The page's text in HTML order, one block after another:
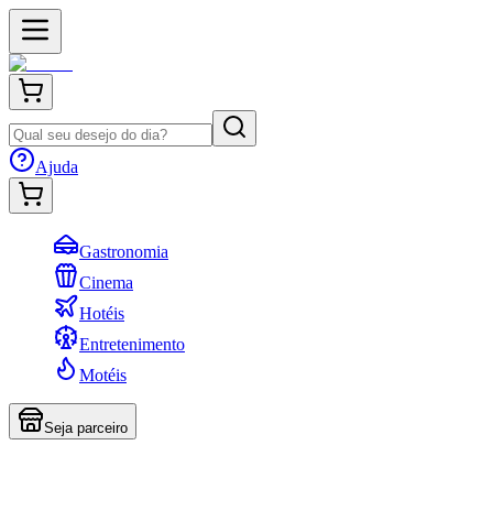
Ajuda
Gastronomia
Cinema
Hotéis
Entretenimento
Motéis
Seja parceiro